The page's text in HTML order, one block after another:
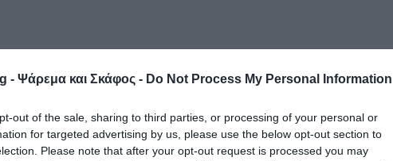
- Ψάρεμα και Σκάφος - Do Not Process My Personal Information
out of the sale, sharing to third parties, or processing of your personal or
for targeted advertising by us, please use the below opt-out section to
Please note that after your opt-out request is processed you may